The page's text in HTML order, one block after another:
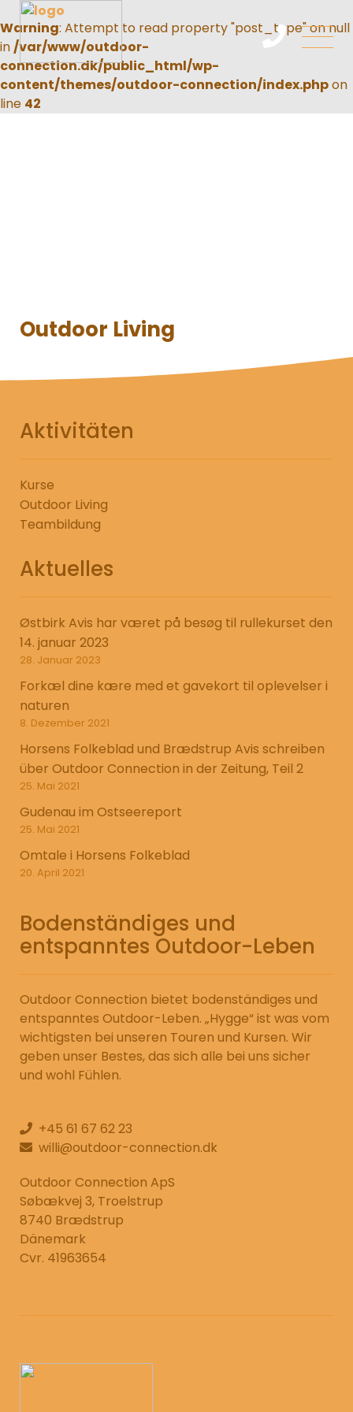
Warning: Attempt to read property "post_type" on null
in/var/www/outdoor-
connection.dk/public_html/wp-
content/themes/outdoor-connection/index.phpon
line 42
Outdoor Living
Aktivitäten
Kurse
Outdoor Living
Teambildung
Aktuelles
Østbirk Avis har været på besøg til rullekurset den
14. januar 2023
28. Januar 2023
Forkæl dine kære med et gavekort til oplevelser i
naturen
8. Dezember 2021
Horsens Folkeblad und Brædstrup Avis schreiben
über Outdoor Connection in der Zeitung, Teil 2
25. Mai 2021
Gudenau im Ostseereport
25. Mai 2021
Omtale i Horsens Folkeblad
20. April 2021
Bodenständiges und
entspanntes Outdoor-Leben
Outdoor Connection bietet bodenständiges und
entspanntes Outdoor-Leben. „Hygge“ ist was vom
wichtigsten bei unseren Touren und Kursen. Wir
geben unser Bestes, das sich alle bei uns sicher
und wohl Fühlen.
+45 61 67 62 23
willi@outdoor-connection.dk
Outdoor Connection ApS
Søbækvej 3, Troelstrup
8740 Brædstrup
Dänemark
Cvr. 41963654